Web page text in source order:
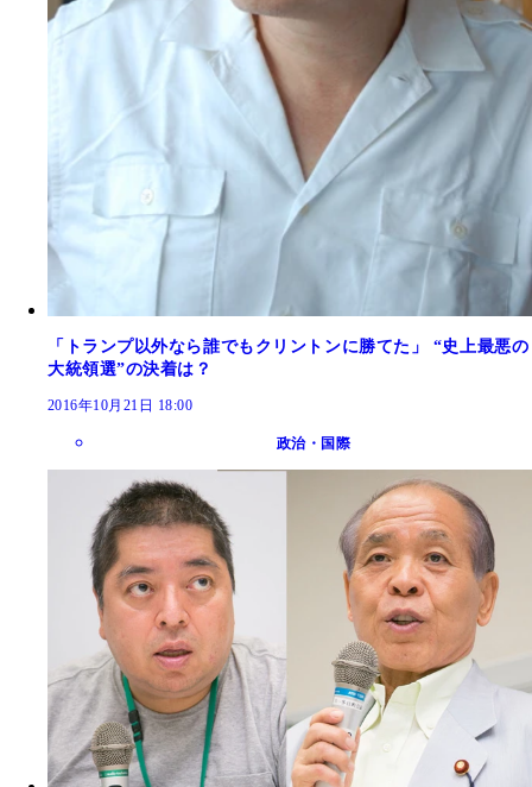
「トランプ以外なら誰でもクリントンに勝てた」 “史上最悪の
大統領選”の決着は？
2016年10月21日 18:00
政治・国際